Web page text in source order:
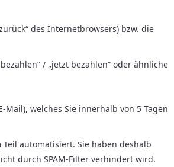
des Internetbrowsers) bzw. die
/ „jetzt bezahlen“ oder ähnliche
welches Sie innerhalb von 5 Tagen
automatisiert. Sie haben deshalb
durch SPAM-Filter verhindert wird.